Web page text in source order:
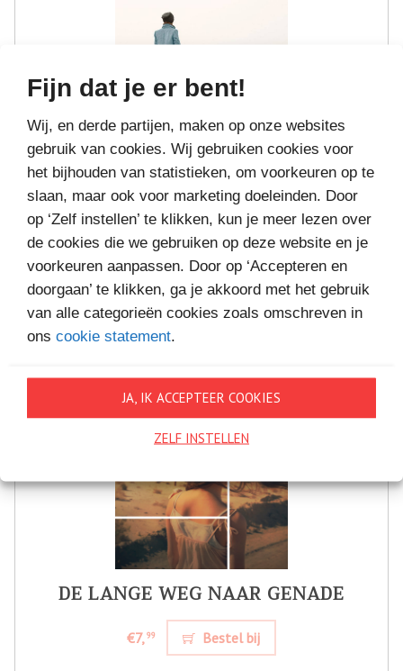
Fijn dat je er bent!
Wij, en derde partijen, maken op onze websites
gebruik van cookies. Wij gebruiken cookies voor
het bijhouden van statistieken, om voorkeuren op te
slaan, maar ook voor marketing doeleinden. Door
op ‘Zelf instellen’ te klikken, kun je meer lezen over
de cookies die we gebruiken op deze website en je
voorkeuren aanpassen. Door op ‘Accepteren en
doorgaan’ te klikken, ga je akkoord met het gebruik
van alle categorieën cookies zoals omschreven in
ons cookie statement.
JA, IK ACCEPTEER COOKIES
ZELF INSTELLEN
OKTOBER
€9,49 Bestel bij
DE LANGE WEG NAAR GENADE
€7,99 Bestel bij